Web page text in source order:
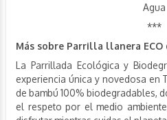
Agua
***
Más sobre Parrilla llanera ECO
La Parrillada Ecológica y
experiencia única y novedosa en
de bambú 100% biodegradables,
el respeto por el medio